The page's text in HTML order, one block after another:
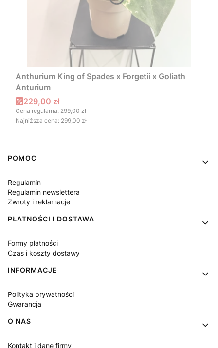
Anthurium King of Spades x Forgetii x Goliath
Anturium
Cena promocyjna
229,00 zł
Cena regularna: 299,00 zł
Najniższa cena: 299,00 zł
Linki w stopce
POMOC
Regulamin
Regulamin newslettera
Zwroty i reklamacje
PŁATNOŚCI I DOSTAWA
Formy płatności
Czas i koszty dostawy
INFORMACJE
Polityka prywatności
Gwarancja
O NAS
Kontakt i dane firmy